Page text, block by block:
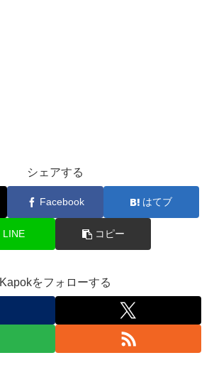
シェアする
Facebook はてブ
LINE コピー
Kapokをフォローする